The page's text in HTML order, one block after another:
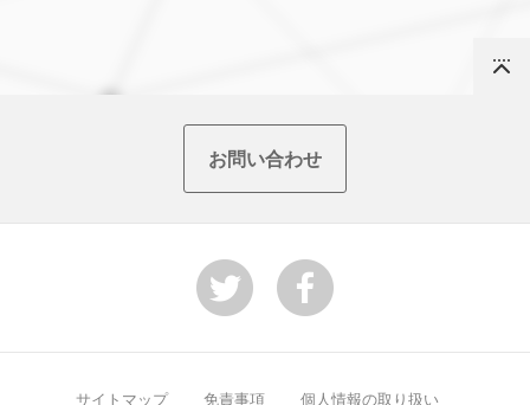
お問い合わせ
サイトマップ 免責事項 個人情報の取り扱い